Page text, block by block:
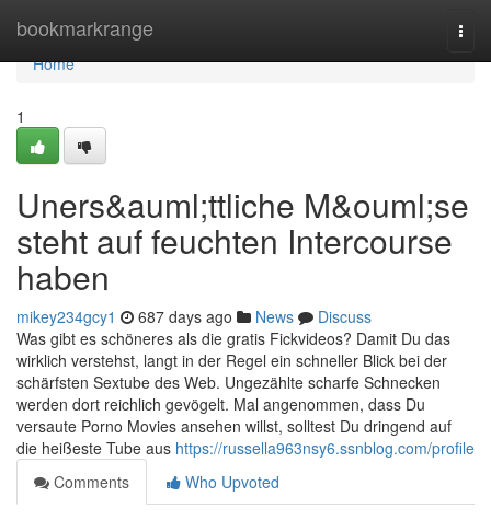
bookmarkrange
Home
Home
1
Uners&auml;ttliche M&ouml;se
steht auf feuchten Intercourse
haben
mikey234gcy1 687 days ago News
Discuss
Was gibt es schöneres als die gratis Fickvideos? Damit Du das
wirklich verstehst, langt in der Regel ein schneller Blick bei der
schärfsten Sextube des Web. Ungezählte scharfe Schnecken
werden dort reichlich gevögelt. Mal angenommen, dass Du
versaute Porno Movies ansehen willst, solltest Du dringend auf
die heißeste Tube aus https://russella963nsy6.ssnblog.com/profile
Comments
Who Upvoted